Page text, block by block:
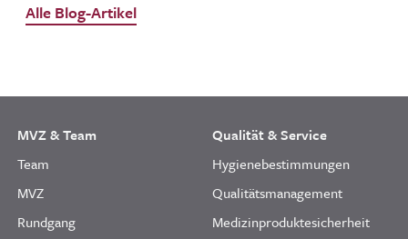
Alle Blog-Artikel
MVZ & Team
Team
MVZ
Rundgang
Qualität & Service
Hygienebestimmungen
Qualitätsmanagement
Medizinproduktesicherheit